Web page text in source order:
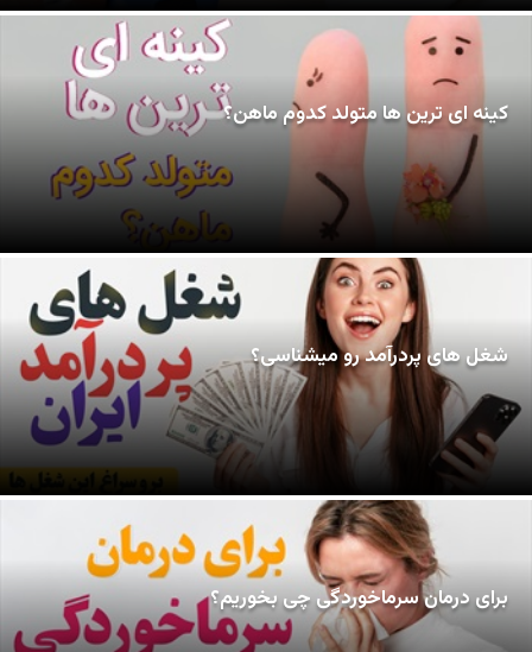
کینه ای ترین ها متولد کدوم ماهن؟
شغل های پردرآمد رو میشناسی؟
برای درمان سرماخوردگی چی بخوریم؟